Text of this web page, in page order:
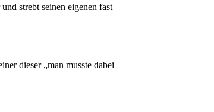
strebt seinen eigenen fast
dieser „man musste dabei